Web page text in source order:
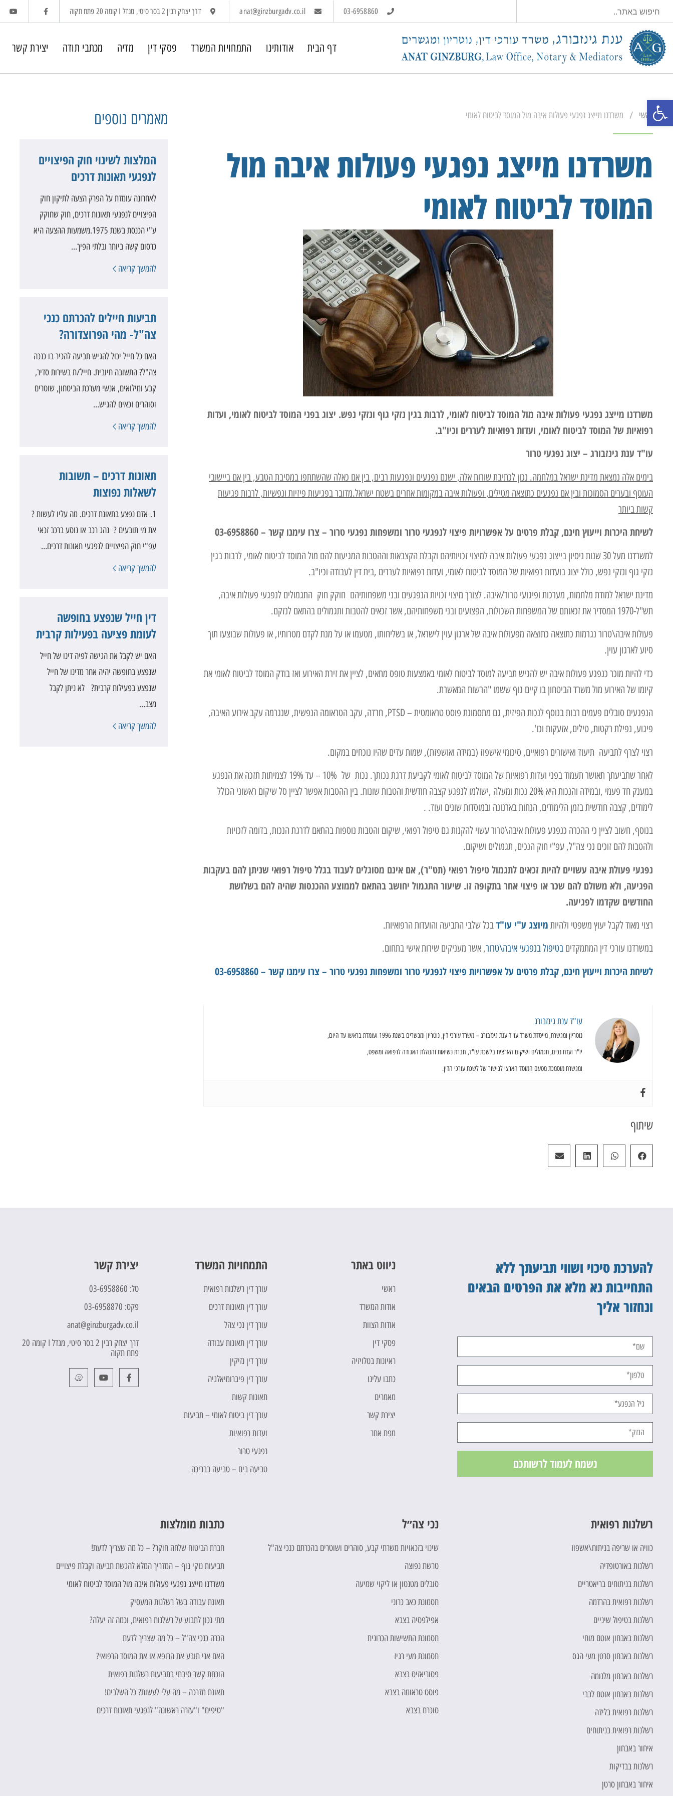
03-6958860
anat@ginzburgadv.co.il דרך יצחק רבין 2 בסר סיטי, מגדל I קומה 20 פתח תקוה
דף הבית אודותינו התמחויות המשרד פסקי דין מדיה מכתבי תודה יצירת קשר
ראשי / משרדנו מייצג נפגעי פעולות איבה מול המוסד לביטוח לאומי
משרדנו מייצג נפגעי פעולות איבה מול
המוסד לביטוח לאומי
משרדנו מייצג נפגעי פעולות איבה מול המוסד לביטוח לאומי, לרבות בגין נזקי גוף ונזקי נפש. יצוג בפני המוסד לביטוח לאומי, ועדות
רפואיות של המוסד לביטוח לאומי, ועדות רפואיות לעררים וכיו"ב.
עו"ד ענת גינזבורג – יצוג נפגעי טרור
בימים אלה נמצאת מדינת ישראל במלחמה. נכון לכתיבת שורות אלה, ישנם נפגעים ונפגעות רבים, בין אם כאלה שהשתתפו במסיבת הטבע, בין אם ביישובי
העוטף ובערים הסמוכות ובין אם נפגעים כתוצאה מטילים, ופעולות איבה במקומות אחרים בשטח ישראל.מדובר בפגיעות פיזיות ונפשיות, לרבות פגיעות
קשות ביותר
לשיחת היכרות וייעוץ חינם, קבלת פרטים על אפשרויות פיצוי לנפגעי טרור ומשפחות נפגעי טרור – צרו עימנו קשר – 03-6958860
למשרדנו מעל 30 שנות ניסיון בייצוג נפגעי פעולות איבה למיצוי זכויותיהם וקבלת הקצבאות וההטבות המגיעות להם מול המוסד לביטוח לאומי, לרבות בגין
נזקי גוף ונזקי נפש, כולל יצוג בועדות רפואיות של המוסד לביטוח לאומי, ועדות רפואיות לעררים ,בית דין לעבודה וכיו"ב.
מדינת ישראל למודת מלחמות, מערכות ופיגועי טרור/איבה. לצורך מיצוי זכויות הנפגעים ובני משפחותיהם חוקק חוק התגמולים לנפגעי פעולות איבה,
תש"ל-1970 המסדיר את זכאותם של המשפחות השכולות, הפצועים ובני משפחותיהם, אשר זכאים להטבות ותגמולים בהתאם לנזקם.
פעולות איבה\טרור נגרמות כתוצאה כתוצאה מפעולות איבה של ארגון עוין לישראל, או בשליחותו, מטעמו או על מנת לקדם מטרותיו, או פעולות שבוצעו תוך
סיוע לארגון עוין.
כדי להיות מוכר כנפגע פעולות איבה יש להגיש תביעה למוסד לביטוח לאומי באמצעות טופס מתאים, לציין את זירת האירוע ואז בודק המוסד לביטוח לאומי את
קיומו של האירוע מול משרד הביטחון בו קיים גוף ששמו "הרשות המאשרת.
הנפגעים סובלים פעמים רבות בנוסף לנכות הפיזית, גם מתסמונת פוסט טראומטית – PTSD, חרדה, עקב הטראומה הנפשית, שנגרמה עקב אירוע האיבה,
פיגוע, נפילת רקטות, טילים, אזעקות וכו'.
רצוי לצרף לתביעה תיעוד ואישורים רפואיים, סיכומי אישפוז (במידה ואושפזת), שמות עדים שהיו נוכחים במקום.
לאחר שתביעתך תאושר תעמוד בפני ועדות רפואיות של המוסד לביטוח לאומי לקביעת דרגת נכותך. נכות של 10% – עד 19% לצמיתות תזכה את הנפגע
במענק חד פעמי ,ובמידה והנכות היא 20% נכות ומעלה ,ישולמו לנפגע קצבה חודשית והטבות שונות. בין ההטבות אפשר לציין סל שיקום ראשוני הכולל
לימודים, קצבה חודשית בזמן הלימודים, הנחות בארנונה ובמוסדות שונים ועוד. .
בנוסף, חשוב לציין כי ההכרה כנפגע פעולות איבה\טרור עשוי להקנות גם טיפול רפואי, שיקום והטבות נוספות בהתאם לדרגת הנכות, בדומה לזכויות
ולהטבות להם זוכים נכי צה"ל, עפ"י חוק הנכים, תגמולים ושיקום.
נפגעי פעולת איבה עשויים להיות זכאים לתגמול טיפול רפואי (תט"ר), אם אינם מסוגלים לעבוד בגלל טיפול רפואי שניתן להם בעקבות
הפגיעה, ולא משולם להם שכר או פיצוי אחר בתקופה זו. שיעור התגמול יחושב בהתאם לממוצע ההכנסות שהיה להם בשלושת
החודשים שקדמו לפגיעה.
רצוי מאוד לקבל יעוץ משפטי ולהיות מיוצג ע"י עו"דבכל שלבי התביעה והועדות הרפואיות.
במשרדנו עורכי דין המתמקדים בטיפול בנפגעי איבה\טרור, אשר מעניקים שירות אישי בתחום.
לשיחת היכרות וייעוץ חינם, קבלת פרטים על אפשרויות פיצוי לנפגעי טרור ומשפחות נפגעי טרור – צרו עימנו קשר – 03-6958860
עו"ד ענת גינזבורג
נוטריון ומגשרת, מייסדת משרד עו"ד ענת גינזבורג – משרד עורכי דין, נוטריון ומגשרים בשנת 1996 ועומדת בראשו עד היום,
יו"ר ועדת נכים, תגמולים ושיקום הארצית בלשכת עו"ד, חברת נשיאות והנהלת האגודה לרפואה ומשפט,
ומגשרת מוסמכת מטעם המוסד הארצי לגישור של לשכת עורכי הדין.
שיתוף
מאמרים נוספים
המלצות לשינוי חוק הפיצויים
לנפגעי תאונות דרכים
לאחרונה עומדת על הפרק הצעה לתיקון חוק
הפיצויים לנפגעי תאונות דרכים, חוק שחוקק
ע"י הכנסת בשנת 1975.משמעות ההצעה היא
כרסום קשה ביותר ובלתי הפיך…
להמשך קריאה
תביעות חיילים להכרתם כנכי
צה"ל- מהי הפרוצדורה?
האם כל חייל יכול להגיש תביעה להכיר בו כנכה
צה"ל? התשובה חיובית. חייל/ת בשירות סדיר,
קבע ומילואים, אנשי מערכת הביטחון, שוטרים
וסוהרים זכאים להגיש…
להמשך קריאה
תאונות דרכים – תשובות
לשאלות נפוצות
1. אדם נפצע בתאונת דרכים. מה עליו לעשות ?
את מי תובעים ? נהג רכב או נוסע ברכב זכאי
עפ"י חוק הפיצויים לנפגעי תאונות דרכים…
להמשך קריאה
דין חייל שנפצע בחופשה
לעומת פציעה בפעילות קרבית
האם יש לקבל את הגישה לפיה דינו של חייל
שנפצע בחופשה יהיה אחר מדינו של חייל
שנפצע בפעילות קרבית? לא ניתן לקבל
מצב…
להמשך קריאה
להערכת סיכוי ושווי תביעתך ללא
התחייבות נא מלא את הפרטים הבאים
ונחזור אליך
נשמח לעמוד לרשותכם
ניווט באתר
ראשי
אודות המשרד
אודות הצוות
פסקי דין
ראיונות בטלויזיה
כתבו עלינו
מאמרים
יצירת קשר
מפת אתר
התמחויות המשרד
עורך דין רשלנות רפואית
עורך דין תאונות דרכים
עורך דין נכי צהל
עורך דין תאונות עבודה
עורך דין נזיקין
עורך דין פיברומיאלגיה
תאונות קשות
עורך דין ביטוח לאומי – תביעות
ועדות רפואיות
נפגעי טרור
טביעה בים – טביעה בבריכה
יצירת קשר
טל: 03-6958860
פקס: 03-6958870
anat@ginzburgadv.co.il
דרך יצחק רבין 2 בסר סיטי, מגדל I קומה 20
פתח תקוה
רשלנות רפואית
כוויה או שריפה בניתוח\אשפוז
רשלנות באורטופדיה
רשלנות בניתוחים בריאטריים
רשלנות רפואית בהרדמה
רשלנות בטיפול שיניים
רשלנות באבחון אוטם מוחי
רשלנות באבחון סרטן מעי הגס
רשלנות באבחון מלנומה
רשלנות באבחון אוטם לבבי
רשלנות רפואית בלידה
רשלנות רפואית בניתוחים
איחור באבחון
רשלנות בבדיקות
איחור באבחון סרטן
נכי צה״ל
שינוי בזכאויות משרתי קבע, סוהרים ושוטרים בהכרתם כנכי צה"ל
טרשת נפוצה
סובלים מטנטון או ליקוי שמיעה
תסמונת כאב כרוני
אפילפסיה בצבא
תסמונת התשישות הכרונית
תסמונת מעי רגיז
פסוריאזיס בצבא
פוסט טראומה בצבא
סוכרת בצבא
כתבות מומלצות
חברת הביטוח שלחה חוקר? – כל מה שצריך לדעת!
תביעות נזקי גוף – המדריך המלא להגשת תביעה וקבלת פיצויים
משרדנו מייצג נפגעי פעולות איבה מול המוסד לביטוח לאומי
תאונת עבודה בשל רשלנות המעסיק
מתי נכון לתבוע על רשלנות רפואית, וכמה זה יעלה?
הכרה כנכי צה"ל – כל מה שצריך לדעת
האם אני תובע את הרופא או את המוסד הרפואי?
הוכחת קשר סיבתי בתביעות רשלנות רפואית
תאונת מדרכה – מה עלי לעשות? כל השלבים!
"טיפים" ו"עזרה ראשונה" לנפגעי תאונות דרכים
פתח סרגל נגישות